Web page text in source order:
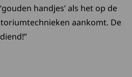
handjes’ als het op de
aankomt. De